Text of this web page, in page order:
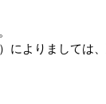
によりましては